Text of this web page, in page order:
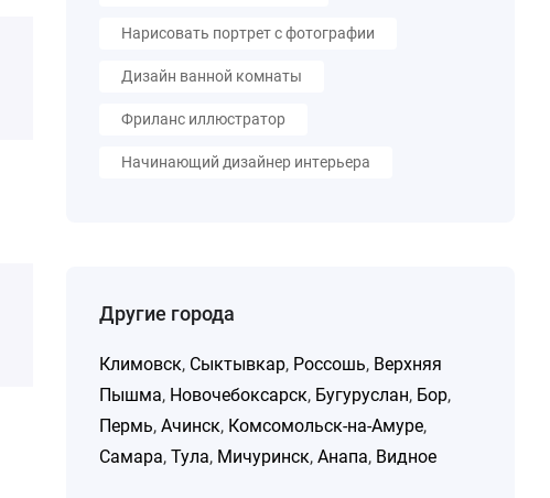
Нарисовать портрет с фотографии
Дизайн ванной комнаты
Фриланс иллюстратор
Начинающий дизайнер интерьера
Другие города
Климовск, Сыктывкар, Россошь, Верхняя
Пышма, Новочебоксарск, Бугуруслан, Бор,
Пермь,Ачинск, Комсомольск-на-Амуре,
Самара,Тула, Мичуринск,Анапа, Видное